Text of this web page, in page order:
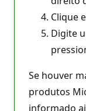
Clique
Digite
Se houver
produtos
informado